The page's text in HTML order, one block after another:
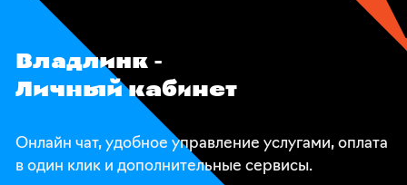
Владлинк -
Личный кабинет
Онлайн чат, удобное управление услугами, оплата
в один клик и дополнительные сервисы.